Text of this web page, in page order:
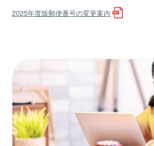
2025年度版郵便番号の変更案内